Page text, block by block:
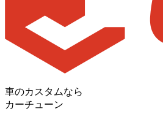
車のカスタムなら
カーチューン